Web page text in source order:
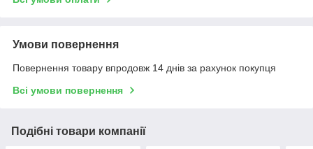
Умови повернення
Повернення товару впродовж 14 днів за рахунок покупця
Всі умови повернення
Подібні товари компанії